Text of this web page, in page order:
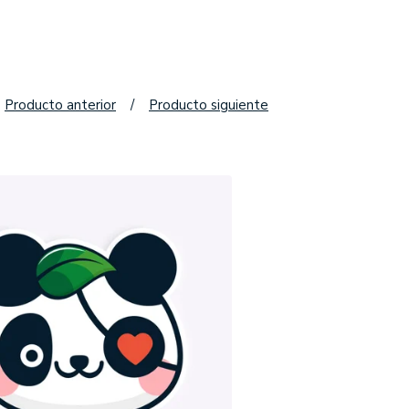
Producto anterior Producto siguiente